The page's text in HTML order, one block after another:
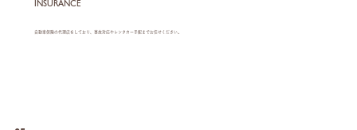
INSURANCE
自動車保険の代理店をしており、事故対応やレンタカー手配までお任せください。